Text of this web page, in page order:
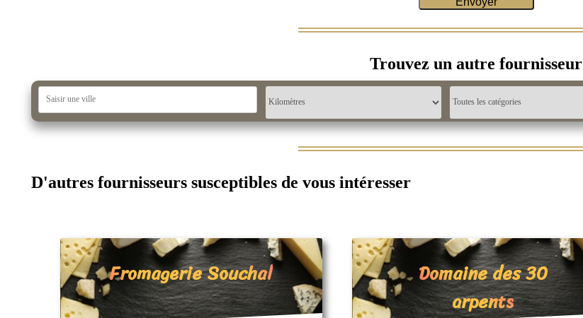
Trouvez un autre fournisseur
D'autres fournisseurs susceptibles de vous intéresser
Fromagerie Souchal
Domaine des 30
arpents